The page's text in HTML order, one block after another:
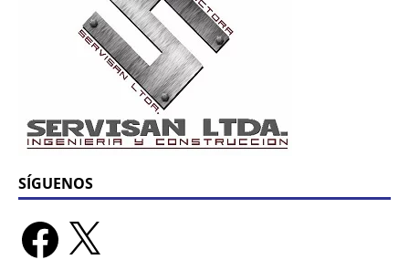
SÍGUENOS